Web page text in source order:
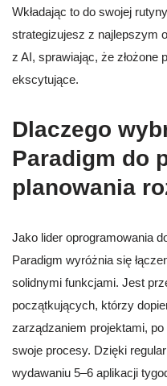
Wkładając to do swojej
strategizujesz z najlepszym
z AI, sprawiając, że złożone
ekscytujące.
Dlaczego
Paradigm do
planowania
Jako lider oprogramowania
Paradigm wyróżnia się
solidnymi funkcjami. Jest
początkujących, którzy
zarządzaniem projektami,
swoje procesy. Dzięki
wydawaniu 5–6 aplikacji